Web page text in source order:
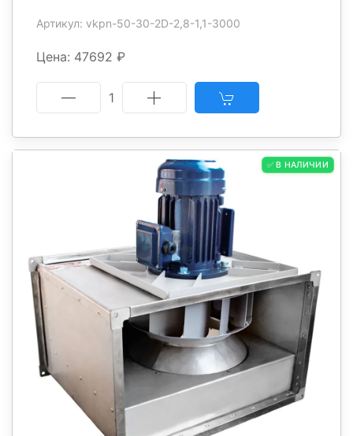
Артикул: vkpn-50-30-2D-2,8-1,1-3000
Цена: 47692 ₽
1
✅ В НАЛИЧИИ